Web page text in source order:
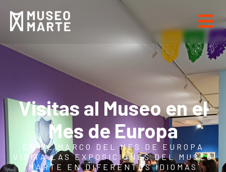
Visitas al Museo en el
Mes de Europa
EN EL MARCO DEL MES DE EUROPA
VISITA LAS EXPOSICIONES DEL MUSEO
MARTE EN DIFERENTES IDIOMAS